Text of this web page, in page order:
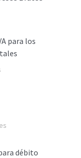
para los
débito